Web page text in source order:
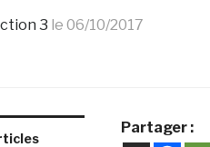
3 le 06/10/2017
Partager :